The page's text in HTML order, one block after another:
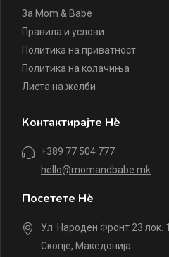
За Mom & Babe
Правила и услови
Политика на приватност
Политика на колачиња
Листа на желби
Контактирајте Нè
+389 77 504 777
hello@momandbabe.mk
Посетете Нè
Ул. Народен Фронт 23 лок. 1
Скопје, Македонија